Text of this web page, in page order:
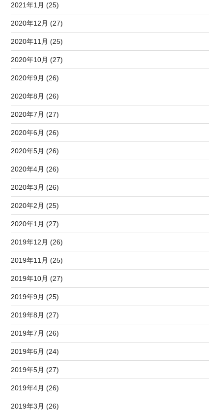
2021年1月 (25)
2020年12月 (27)
2020年11月 (25)
2020年10月 (27)
2020年9月 (26)
2020年8月 (26)
2020年7月 (27)
2020年6月 (26)
2020年5月 (26)
2020年4月 (26)
2020年3月 (26)
2020年2月 (25)
2020年1月 (27)
2019年12月 (26)
2019年11月 (25)
2019年10月 (27)
2019年9月 (25)
2019年8月 (27)
2019年7月 (26)
2019年6月 (24)
2019年5月 (27)
2019年4月 (26)
2019年3月 (26)